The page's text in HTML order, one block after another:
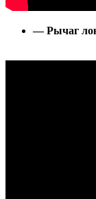
— Рычаг